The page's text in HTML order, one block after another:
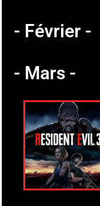
- Février -
- Mars -